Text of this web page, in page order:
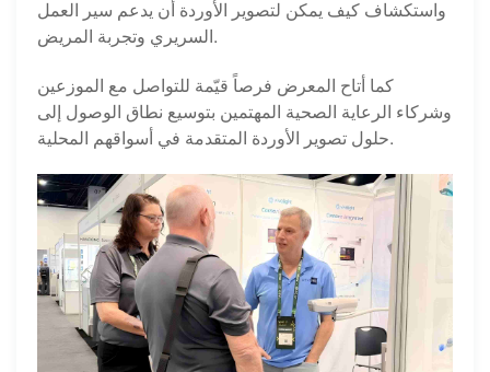
واستكشاف كيف يمكن لتصوير الأوردة أن يدعم سير العمل
السريري وتجربة المريض.
كما أتاح المعرض فرصاً قيّمة للتواصل مع الموزعين
وشركاء الرعاية الصحية المهتمين بتوسيع نطاق الوصول إلى
حلول تصوير الأوردة المتقدمة في أسواقهم المحلية.